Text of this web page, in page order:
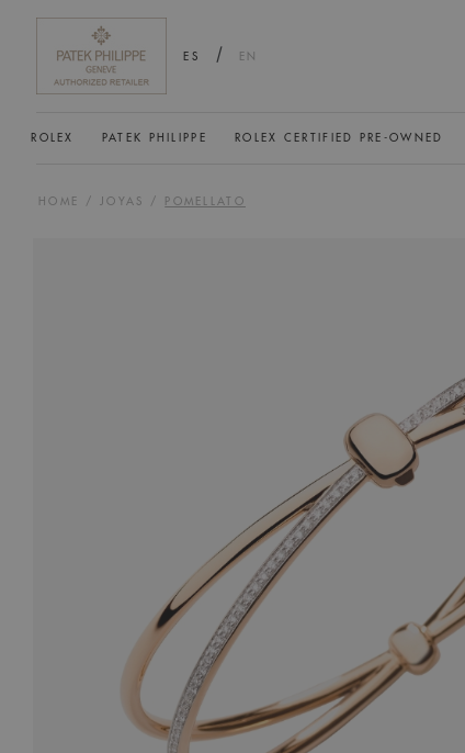
ES / EN
ROLEX PATEK PHILIPPE ROLEX CERTIFIED PRE-OWNED
HOME / JOYAS / POMELLATO